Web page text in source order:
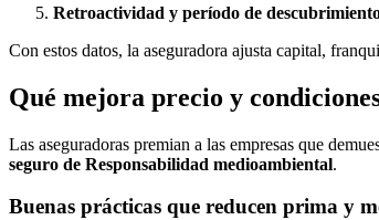
Retroactividad y período de
Con estos datos, la aseguradora ajusta capital,
Qué mejora precio y
Las aseguradoras premian a las empresas que
seguro de Responsabilidad medioambiental.
Buenas prácticas que reducen prima y